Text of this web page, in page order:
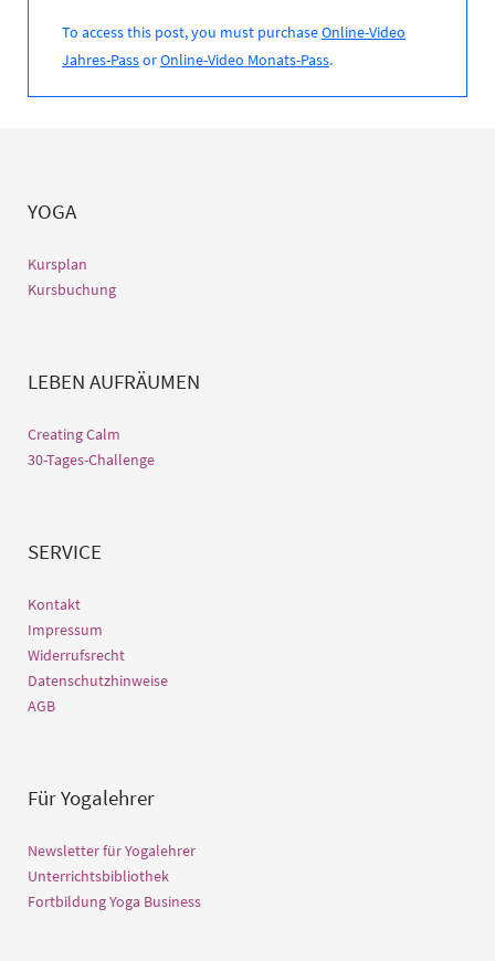
To access this post, you must purchaseOnline-Video
Jahres-PassorOnline-Video Monats-Pass.
YOGA
Kursplan
Kursbuchung
LEBEN AUFRÄUMEN
Creating Calm
30-Tages-Challenge
SERVICE
Kontakt
Impressum
Widerrufsrecht
Datenschutzhinweise
AGB
Für Yogalehrer
Newsletter für Yogalehrer
Unterrichtsbibliothek
Fortbildung Yoga Business